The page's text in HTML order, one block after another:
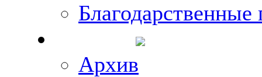
Благодарственные
Архив